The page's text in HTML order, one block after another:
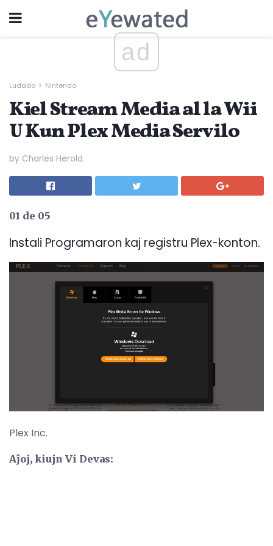
ad
Ludado Nintendo
Kiel Stream Media al la Wii
U Kun Plex Media Servilo
by Charles Herold
01 de 05
Instali Programaron kaj registru Plex-konton.
Plex Inc.
Aĵoj, kiujn Vi Devas: